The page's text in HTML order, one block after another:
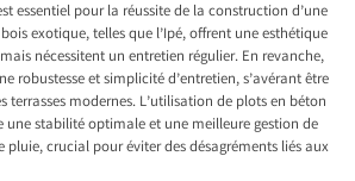
essentiel pour la réussite de la construction d’une
exotique, telles que l’Ipé, offrent une esthétique
nécessitent un entretien régulier. En revanche,
robustesse et simplicité d’entretien, s’avérant être
terrasses modernes. L’utilisation de plots en béton
stabilité optimale et une meilleure gestion de
pluie, crucial pour éviter des désagréments liés aux